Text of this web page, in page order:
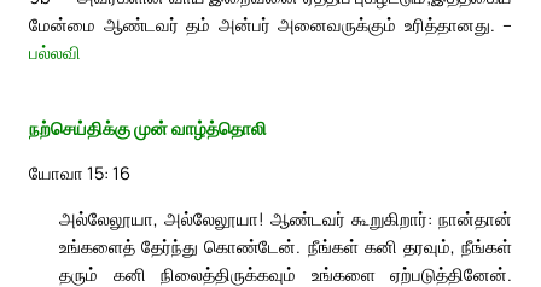
மேன்மை ஆண்டவர் தம் அன்பர் அனைவருக்கும் உரித்தானது. –
பல்லவி
நற்செய்திக்கு முன் வாழ்த்தொலி
யோவா 15: 16
அல்லேலூயா, அல்லேலூயா! ஆண்டவர் கூறுகிறார்: நான்தான்
உங்களைத் தேர்ந்து கொண்டேன். நீங்கள் கனி தரவும், நீங்கள்
தரும் கனி நிலைத்திருக்கவும் உங்களை ஏற்படுத்தினேன்.